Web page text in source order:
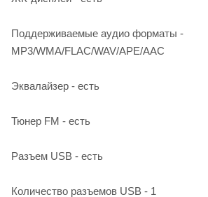
Поддерживаемые аудио форматы -
MP3/WMA/FLAC/WAV/APE/AAC
Эквалайзер - есть
Тюнер FM - есть
Разъем USB - есть
Количество разъемов USB - 1